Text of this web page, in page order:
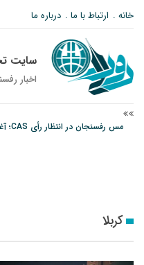
خانه ارتباط با ما درباره ما
سایت
اخبار
مس رفسنجان در انتظار رأی CAS؛ آغاز تمرینات از هفته آینده
کربلا